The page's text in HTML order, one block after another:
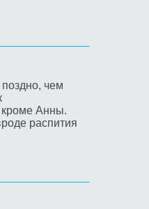
чем
кроме Анны.
распития